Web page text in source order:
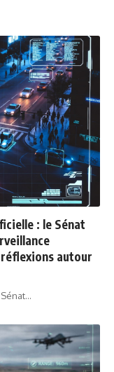
: le Sénat
autour